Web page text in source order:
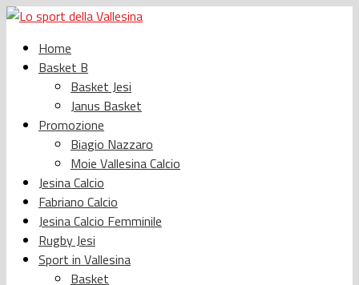
Home
Basket B
Basket Jesi
Janus Basket
Promozione
Biagio Nazzaro
Moie Vallesina Calcio
Jesina Calcio
Fabriano Calcio
Jesina Calcio Femminile
Rugby Jesi
Sport in Vallesina
Basket